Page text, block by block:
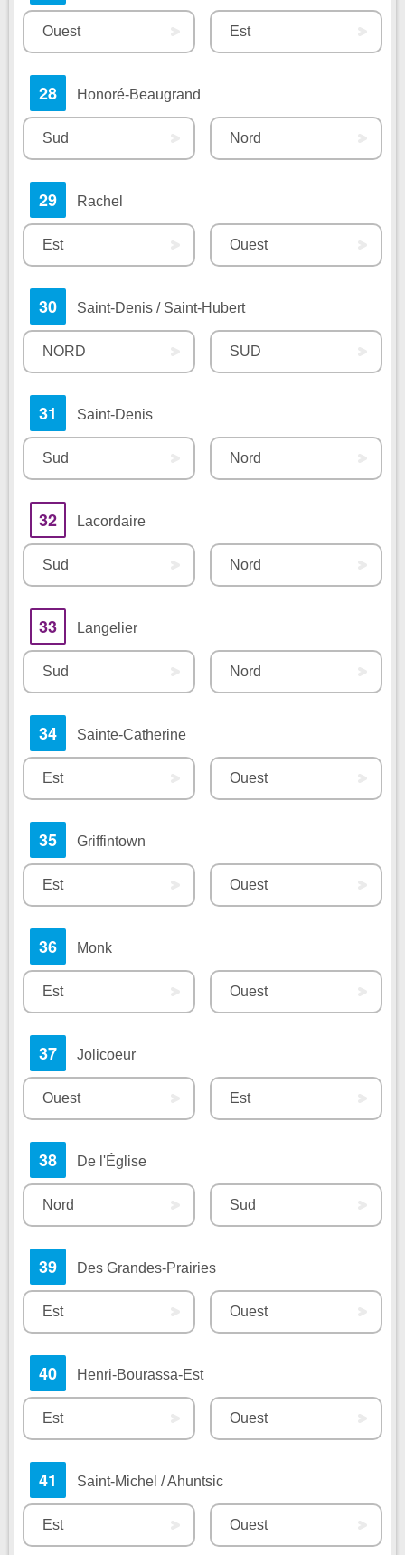
Ouest Est
28 Honoré-Beaugrand
Sud Nord
29 Rachel
Est Ouest
30 Saint-Denis / Saint-Hubert
NORD SUD
31 Saint-Denis
Sud Nord
32 Lacordaire
Sud Nord
33 Langelier
Sud Nord
34 Sainte-Catherine
Est Ouest
35 Griffintown
Est Ouest
36 Monk
Est Ouest
37 Jolicoeur
Ouest Est
38 De l'Église
Nord Sud
39 Des Grandes-Prairies
Est Ouest
40 Henri-Bourassa-Est
Est Ouest
41 Saint-Michel / Ahuntsic
Est Ouest